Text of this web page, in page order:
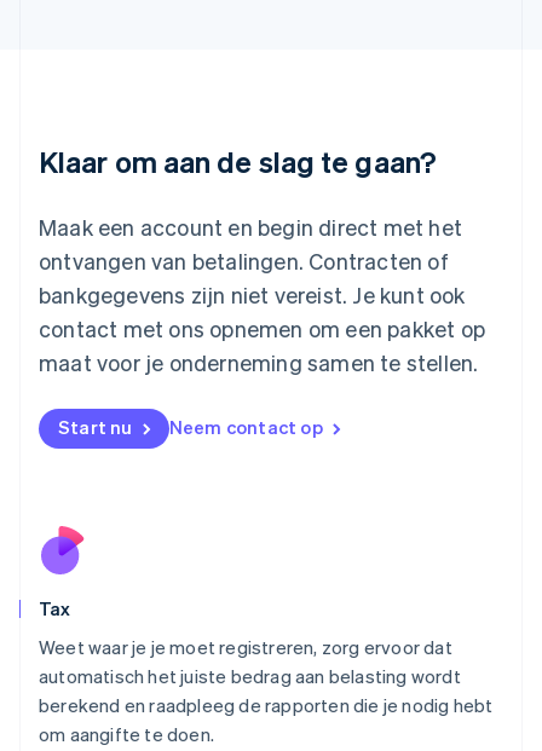
Klaar om aan de slag te gaan?
Maak een account en begin direct met het
ontvangen van betalingen. Contracten of
bankgegevens zijn niet vereist. Je kunt ook
contact met ons opnemen om een pakket op
maat voor je onderneming samen te stellen.
Start nu Neem contact op
Tax
Weet waar je je moet registreren, zorg ervoor dat
automatisch het juiste bedrag aan belasting wordt
berekend en raadpleeg de rapporten die je nodig hebt
om aangifte te doen.
Litouwen
Luxemburg
Maleisië
English简体中文
Malta
English
Mexico
Nederland
NederlandsEnglish
English
Oostenrijk
English
Portugal
English
Roemenië
English